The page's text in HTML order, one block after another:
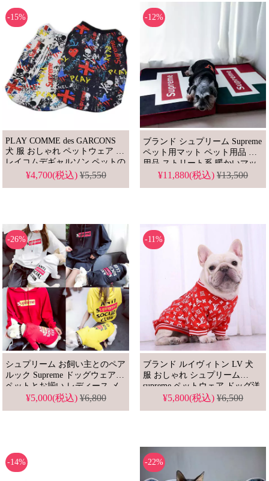
-15%
PLAY COMME des GARCONS
犬 服 おしゃれ ペットウェア プ
レイコムデギャルソン ペットの
服 チョッキ シャツ パロディ風
¥4,700(税込)¥5,550
-12%
ブランド シュプリーム Supreme
ペット用マット ペット用品 犬
用品 ストリート系 暖かいマッ
ト 解体洗滌可能 65*50*6
¥11,880(税込)¥13,500
-26%
シュプリーム お飼い主とのペア
ルック Supreme ドッグウェア
ペットとお揃い レディース メ
ンズ 親子服 犬 猫 服 小型犬 ブ
¥5,000(税込)¥6,800
-11%
ブランド ルイヴィトン LV 犬
服 おしゃれ シュプリーム
supreme ペットウェア ドッグ洋
服 かわいい 安いドッグウェア
¥5,800(税込)¥6,500
-14% -22%